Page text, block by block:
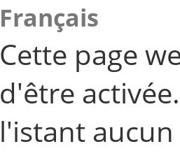
Français
Cette page
d'être
l'istant